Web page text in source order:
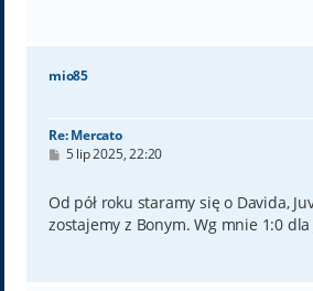
mio85
Re: Mercato
P
t
5 lip 2025, 22:20
Od pół roku staramy się o Davida,
zostajemy z Bonym. Wg mnie 1:0